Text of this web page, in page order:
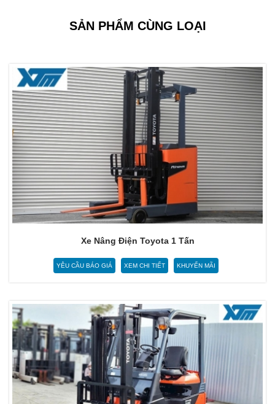
SẢN PHẨM CÙNG LOẠI
Xe Nâng Điện Toyota 1 Tấn
YÊU CẦU BÁO GIÁ XEM CHI TIẾT KHUYẾN MÃI